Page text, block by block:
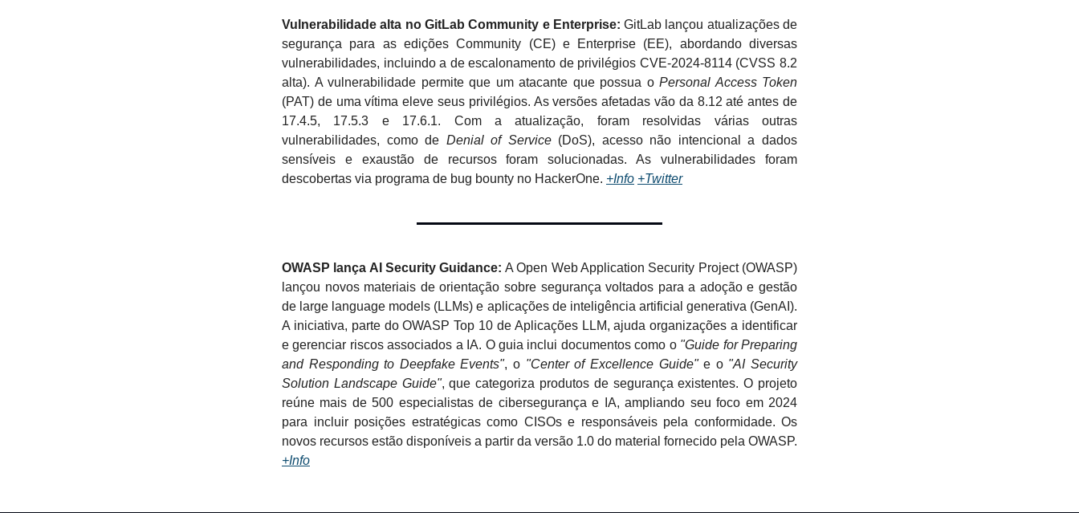
Vulnerabilidade alta no GitLab Community e Enterprise: GitLab lançou atualizações de
segurança para as edições Community (CE) e Enterprise (EE), abordando diversas
vulnerabilidades, incluindo a de escalonamento de privilégios CVE-2024-8114 (CVSS 8.2
alta). A vulnerabilidade permite que um atacante que possua o Personal Access Token
(PAT) de uma vítima eleve seus privilégios. As versões afetadas vão da 8.12 até antes de
17.4.5, 17.5.3 e 17.6.1. Com a atualização, foram resolvidas várias outras
vulnerabilidades, como de Denial of Service(DoS), acesso não intencional a dados
sensíveis e exaustão de recursos foram solucionadas. As vulnerabilidades foram
descobertas via programa de bug bounty no HackerOne. +Info +Twitter
OWASP lança AI Security Guidance: A Open Web Application Security Project (OWASP)
lançou novos materiais de orientação sobre segurança voltados para a adoção e gestão
de large language models (LLMs) e aplicações de inteligência artificial generativa (GenAI).
A iniciativa, parte do OWASP Top 10 de Aplicações LLM, ajuda organizações a identificar
e gerenciar riscos associados a IA. O guia inclui documentos como o "Guide for Preparing
and Responding to Deepfake Events", o "Center of Excellence Guide"e o "AI Security
Solution Landscape Guide", que categoriza produtos de segurança existentes. O projeto
reúne mais de 500 especialistas de cibersegurança e IA, ampliando seu foco em 2024
para incluir posições estratégicas como CISOs e responsáveis pela conformidade. Os
novos recursos estão disponíveis a partir da versão 1.0 do material fornecido pela OWASP.
+Info